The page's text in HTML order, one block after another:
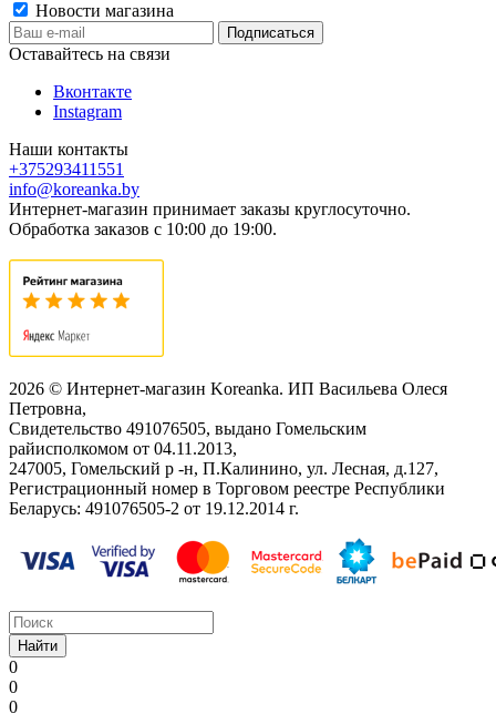
Новости магазина
Оставайтесь на связи
Вконтакте
Instagram
Наши контакты
+375293411551
info@koreanka.by
Интернет-магазин принимает заказы круглосуточно.
Обработка заказов с 10:00 до 19:00.
2026 © Интернет-магазин Koreanka. ИП Васильева Олеся
Петровна,
Свидетельство ‎491076505, выдано Гомельским
райисполкомом от 04.11.2013,
247005, Гомельский р -н, П.Калинино, ул. Лесная, д.127,
Регистрационный номер в Торговом реестре Республики
Беларусь: ‎491076505-2 от 19.12.2014 г.
Найти
0
0
0